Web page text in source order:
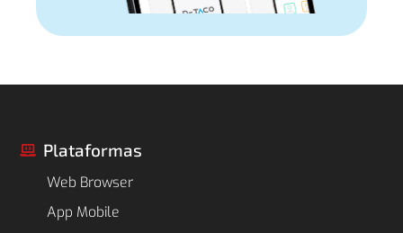
 Plataformas
Web Browser
App Mobile